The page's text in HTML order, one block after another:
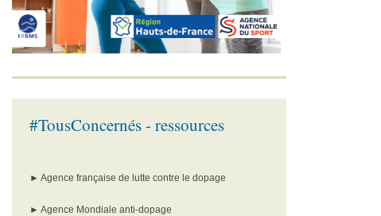
#TousConcernés - ressources
► Agence française de lutte contre le dopage
► Agence Mondiale anti-dopage